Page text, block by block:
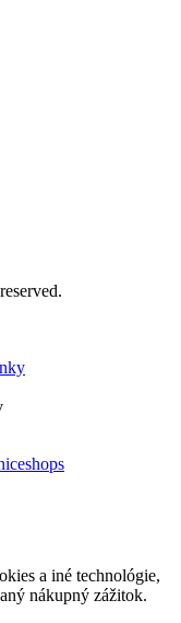
a iné technológie,
nákupný zážitok.